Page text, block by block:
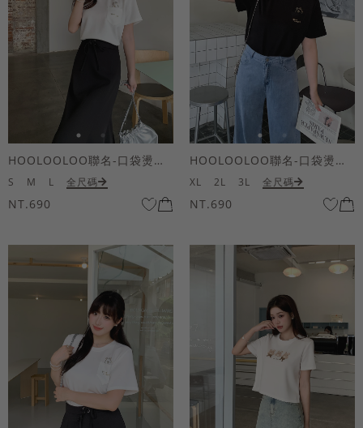
HOOLOOLOO聯名-口袋燙金KUKU熊短袖上衣
S M L 全尺碼
NT.690
HOOLOOLOO聯名-口袋燙金KUKU熊短袖上衣
XL 2L 3L 全尺碼
NT.690